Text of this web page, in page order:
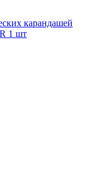
карандашей
1 шт